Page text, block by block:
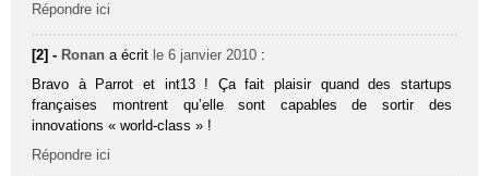
Répondre ici
[2] - Ronan a écrit le 6 janvier 2010 :
Bravo à Parrot et int13 ! Ça fait plaisir quand des startups
françaises montrent qu’elle sont capables de sortir des
innovations « world-class » !
Répondre ici